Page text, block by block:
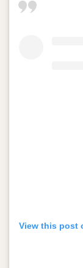
View this post